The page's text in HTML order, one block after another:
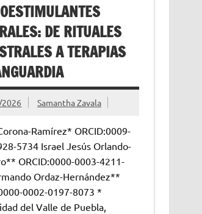
DE RITUALES
A TERAPIAS
Samantha Zavala
Ramírez* ORCID:0009-
5734 Israel Jesús Orlando-
ORCID:0000-0003-4211-
Ordaz-Hernández**
0002-0197-8073 *
del Valle de Puebla,